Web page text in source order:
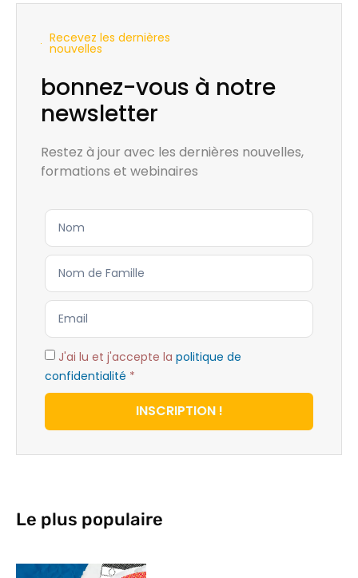
Recevez les dernières
nouvelles
bonnez-vous à notre
newsletter
Restez à jour avec les dernières nouvelles,
formations et webinaires
J'ai lu et j'accepte la politique de
confidentialité *
INSCRIPTION !
Le plus populaire